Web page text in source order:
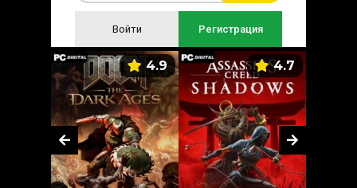
Войти Регистрация
4.9 4.7